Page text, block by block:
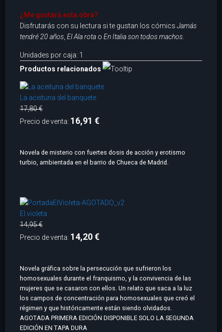
¿Me gustará esta obra?
Disfrutarás con su lectura si te gustan los cómics Jamás
tendré 20 años El Ala rota o En Italia son todos machos
Unidades por caja: 1
Productos relacionados
La aceituna del banquete
17,80 €
Precio de venta: 16,91 €
Novela de misterio con fuertes dosis de acción y erotismo
turbio, ambientada en el barrio de Chueca de Madrid.
El violeta
14,95 €
Precio de venta: 14,20 €
Novela gráfica sobre la persecución que sufrieron los
homosexuales durante el franquismo, y la convivencia de las
mujeres que se casaron con ellos. Un relato que saca a la luz
los campos de concentración para homosexuales que creó el
régimen y que históricamente están siendo olvidados.
AGOTADA PRIMERA EDICIÓN DISPONIBLE SOLO LA SEGUNDA
EDICIÓN EN TAPA DURA